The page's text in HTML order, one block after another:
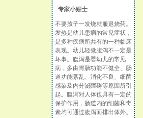
专家小贴士
不要孩子一发烧就服退烧药。
发热是幼儿患病的常见症状，
是多种疾病所共有的一种临床
表现。幼儿轻微腹泻不一定是
坏事。腹泻是婴幼儿的常见
病，多由胃肠功能不健全、肠
道功能紊乱、消化不良、细菌
感染及内分泌障碍等原因所引
起。腹泻对人体也具有一定的
保护作用，肠道内的细菌和毒
素均可通过腹泻而排出体外。